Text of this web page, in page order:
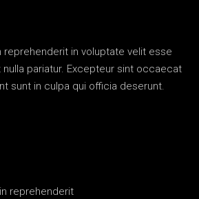
reprehenderit in voluptate velit esse
pariatur. Excepteur sint occaecat
sunt in culpa qui officia deserunt.
reprehenderit